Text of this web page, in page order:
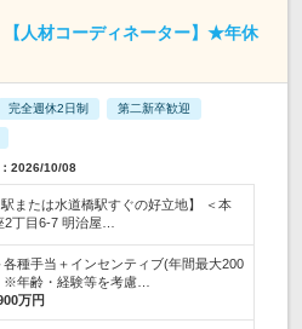
人材コーディネーター】★年休
完全週休2日制 第二新卒歓迎
2026/10/08
駅または水道橋駅すぐの好立地】 ＜本
丁目6-7 明治屋…
各種手当＋インセンティブ(年間最大200
※年齢・経験等を考慮…
万円